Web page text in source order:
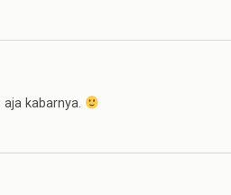
kabarnya.